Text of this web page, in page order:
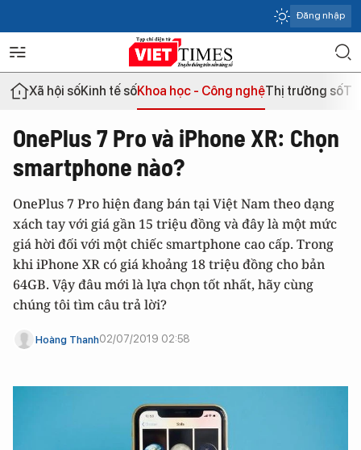
Đăng nhập
Xã hội sốKinh tế sốKhoa học - Công nghệThị trường số
OnePlus 7 Pro và iPhone XR: Chọn
smartphone nào?
OnePlus 7 Pro hiện đang bán tại Việt Nam theo dạng
xách tay với giá gần 15 triệu đồng và đây là một mức
giá hời đối với một chiếc smartphone cao cấp. Trong
khi iPhone XR có giá khoảng 18 triệu đồng cho bản
64GB. Vậy đâu mới là lựa chọn tốt nhất, hãy cùng
chúng tôi tìm câu trả lời?
Hoàng Thanh02/07/2019 02:58